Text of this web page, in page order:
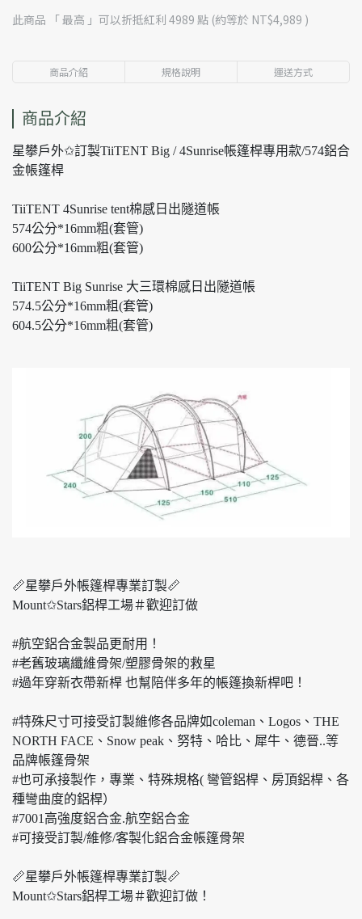
此商品 「 最高 」可以折抵紅利 4989 點 (約等於 NT$4,989 )
商品介紹 規格說明 運送方式
商品介紹
星攀戶外✩訂製TiiTENT Big / 4Sunrise帳篷桿專用款/574鋁合
金帳篷桿
TiiTENT 4Sunrise tent棉感日出隧道帳
574公分*16mm粗(套管)
600公分*16mm粗(套管)
TiiTENT Big Sunrise 大三環棉感日出隧道帳
574.5公分*16mm粗(套管)
604.5公分*16mm粗(套管)
📏星攀戶外帳篷桿專業訂製📏
Mount✩Stars鋁桿工場＃歡迎訂做
#航空鋁合金製品更耐用！
#老舊玻璃纖維骨架/塑膠骨架的救星
#過年穿新衣帶新桿 也幫陪伴多年的帳篷換新桿吧！
#特殊尺寸可接受訂製維修各品牌如coleman、Logos、THE
NORTH FACE、Snow peak、努特、哈比、犀牛、德晉..等
品牌帳篷骨架
#也可承接製作，專業、特殊規格( 彎管鋁桿、房頂鋁桿、各
種彎曲度的鋁桿）
#7001高強度鋁合金.航空鋁合金
#可接受訂製/維修/客製化鋁合金帳篷骨架
📏星攀戶外帳篷桿專業訂製📏
Mount✩Stars鋁桿工場＃歡迎訂做！